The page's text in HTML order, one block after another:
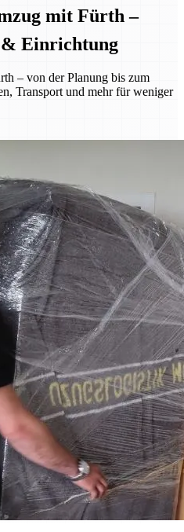
mit Fürth –
Einrichtung
– von der Planung bis zum
Transport und mehr für weniger